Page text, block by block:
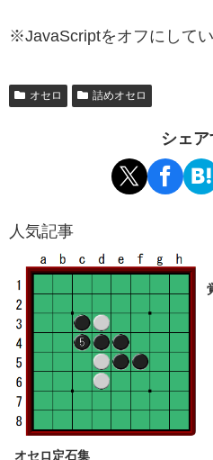
※JavaScriptをオフにしてい
オセロ 詰めオセロ
シェ
人気記事
オセロ定石集